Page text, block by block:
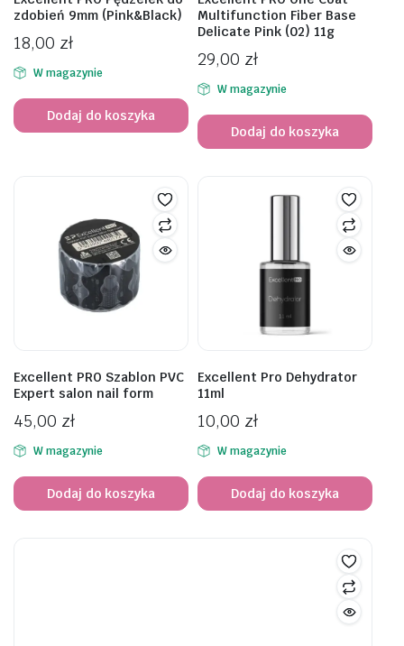
zdobień 9mm (Pink&Black)
18,00 zł
W magazynie
Dodaj do koszyka
Multifunction Fiber Base
Delicate Pink (02) 11g
29,00 zł
W magazynie
Dodaj do koszyka
Excellent PRO Szablon PVC
Expert salon nail form
45,00 zł
W magazynie
Dodaj do koszyka
Excellent Pro Dehydrator
11ml
10,00 zł
W magazynie
Dodaj do koszyka